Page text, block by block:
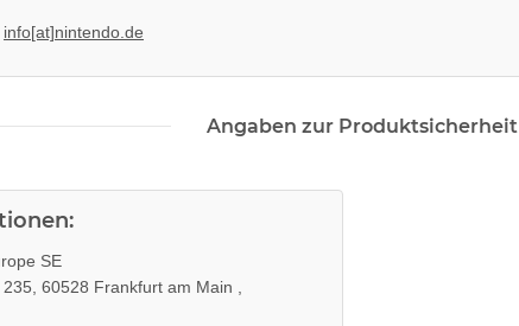
info[at]nintendo.de
Angaben zur Produktsicherheit
SE
60528 Frankfurt am Main ,